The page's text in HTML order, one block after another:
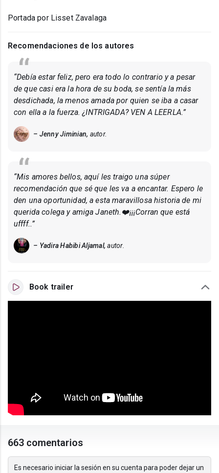
Portada por Lisset Zavalaga
Recomendaciones de los autores
“Debía estar feliz, pero era todo lo contrario y a pesar
de que casi era la hora de su boda, se sentía la más
desdichada, la menos amada por quien se iba a casar
con ella a la fuerza. ¿INTRIGADA? VEN A LEERLA.”
– Jenny Jiminian, autor.
“Mis amores bellos, aquí les traigo una súper
recomendación que sé que les va a encantar. Espero le
den una oportunidad, a esta maravillosa historia de mi
querida colega y amiga Janeth.❤️¡¡¡Corran que está
uffff..”
– Yadira Habibi Aljamal, autor.
Book trailer
663 comentarios
Es necesario iniciar la sesión en su cuenta para poder dejar un